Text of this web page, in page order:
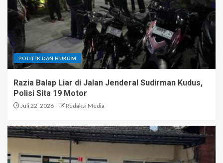
POLITIK DAN HUKUM
Razia Balap Liar di Jalan Jenderal Sudirman Kudus,
Polisi Sita 19 Motor
Juli 22, 2026 Redaksi Media